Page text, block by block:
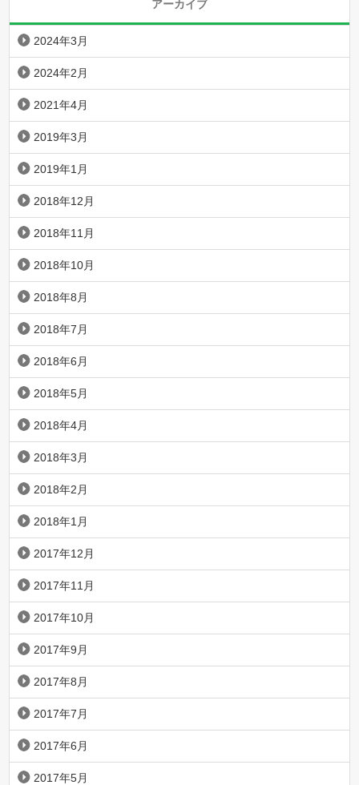
アーカイブ
2024年3月
2024年2月
2021年4月
2019年3月
2019年1月
2018年12月
2018年11月
2018年10月
2018年8月
2018年7月
2018年6月
2018年5月
2018年4月
2018年3月
2018年2月
2018年1月
2017年12月
2017年11月
2017年10月
2017年9月
2017年8月
2017年7月
2017年6月
2017年5月